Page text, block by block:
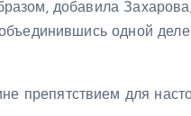
добавила
одной